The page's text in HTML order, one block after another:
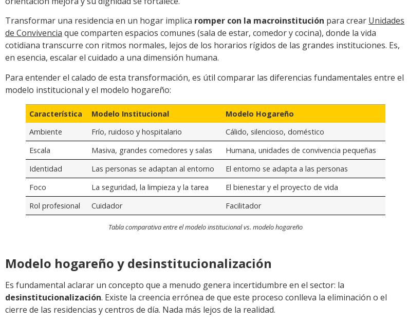
Transformar una residencia en un hogar implica romper con la macroinstitución para crear Unidades
de Convivencia que comparten espacios comunes (sala de estar, comedor y cocina), donde la vida
cotidiana transcurre con ritmos normales, lejos de los horarios rígidos de las grandes instituciones. Es,
en esencia, escalar el cuidado a una dimensión humana.
Para entender el calado de esta transformación, es útil comparar las diferencias fundamentales entre el
modelo institucional y el modelo hogareño:
Característica Modelo Institucional
Modelo Hogareño
Ambiente
Frío, ruidoso y hospitalario
Cálido, silencioso, doméstico
Escala
Masiva, grandes comedores y salas
Humana, unidades de convivencia pequeñas
Identidad
Las personas se adaptan al entorno
El entorno se adapta a las personas
Foco
La seguridad, la limpieza y la tarea
El bienestar y el proyecto de vida
Rol profesional
Cuidador Facilitador
Tabla comparativa entre el modelo institucional vs. modelo hogareño
Modelo hogareño y desinstitucionalización
Es fundamental aclarar un concepto que a menudo genera incertidumbre en el sector: la
desinstitucionalización. Existe la creencia errónea de que este proceso conlleva la eliminación o el
cierre de las residencias y centros de día. Nada más lejos de la realidad.